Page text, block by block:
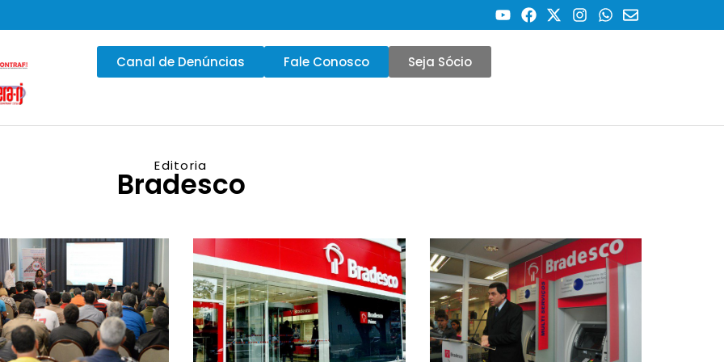
Canal de Denúncias Fale Conosco Seja Sócio
Editoria
Bradesco